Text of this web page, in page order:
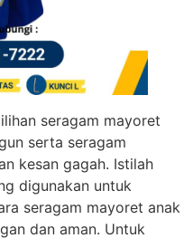
seragam mayoret
serta seragam
kesan gagah. Istilah
digunakan untuk
seragam mayoret anak
dan aman. Untuk